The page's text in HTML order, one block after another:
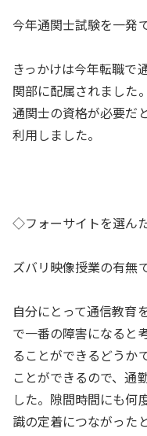
今年通関士試験を一発
きっかけは今年転職で
関部に配属されました
通関士の資格が必要だ
利用しました。
◇フォーサイトを選ん
ズバリ映像授業の有無
自分にとって通信教育
で一番の障害になると
ることができるどうか
ことができるので、通
した。隙間時間にも何
識の定着につながった